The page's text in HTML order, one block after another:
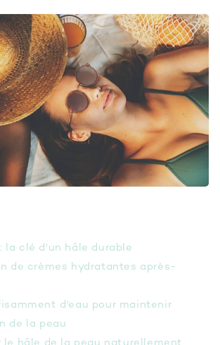
la clé d'un hâle durable
de crèmes hydratantes après-
d'eau pour maintenir
de la peau